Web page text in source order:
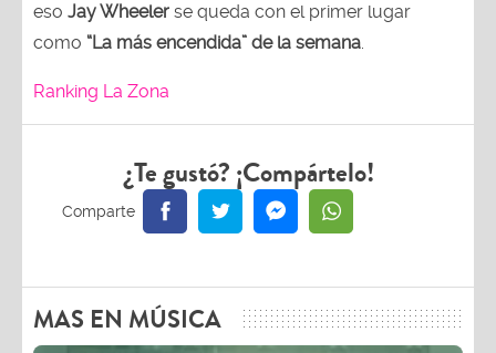
eso Jay Wheeler se queda con el primer lugar
como “La más encendida” de la semana.
Ranking La Zona
¿Te gustó? ¡Compártelo!
MAS EN MÚSICA